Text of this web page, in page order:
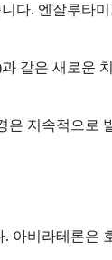
. 엔잘루타
같은 새로운
지속적으로
비라테론은